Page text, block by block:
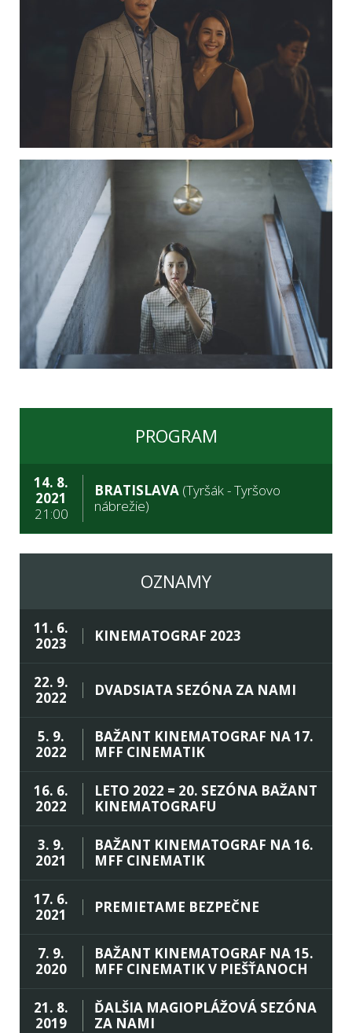
PROGRAM
14. 8.
2021
21:00
BRATISLAVA (Tyršák - Tyršovo
nábrežie)
OZNAMY
11. 6.
2023
KINEMATOGRAF 2023
22. 9.
2022
DVADSIATA SEZÓNA ZA NAMI
5. 9.
2022
BAŽANT KINEMATOGRAF NA 17.
MFF CINEMATIK
16. 6.
2022
LETO 2022 = 20. SEZÓNA BAŽANT
KINEMATOGRAFU
3. 9.
2021
BAŽANT KINEMATOGRAF NA 16.
MFF CINEMATIK
17. 6.
2021
PREMIETAME BEZPEČNE
7. 9.
2020
BAŽANT KINEMATOGRAF NA 15.
MFF CINEMATIK V PIEŠŤANOCH
21. 8.
2019
ĎALŠIA MAGIOPLÁŽOVÁ SEZÓNA
ZA NAMI